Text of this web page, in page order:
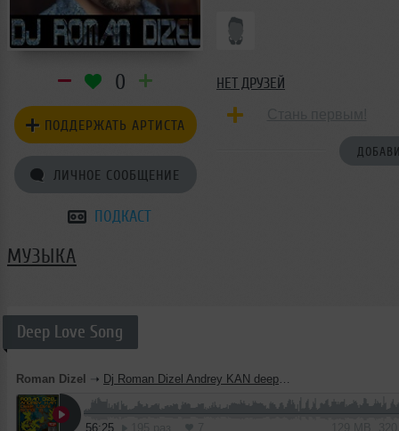
0
ПОДДЕРЖАТЬ АРТИСТА
ЛИЧНОЕ СООБЩЕНИЕ
ПОДКАСТ
НЕТ ДРУЗЕЙ
МУЗЫКА
Deep Love Song
Roman Dizel ➝ Dj Roman Dizel Andrey KAN deep love songs 10
56:25